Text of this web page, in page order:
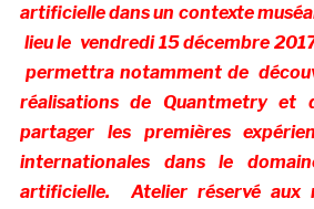
artificielle dans un contexte
lieu le vendredi 15 décembre
permettra notamment de
réalisations de Quantmetry et
partager les premières
internationales dans le
artificielle. Atelier réservé aux